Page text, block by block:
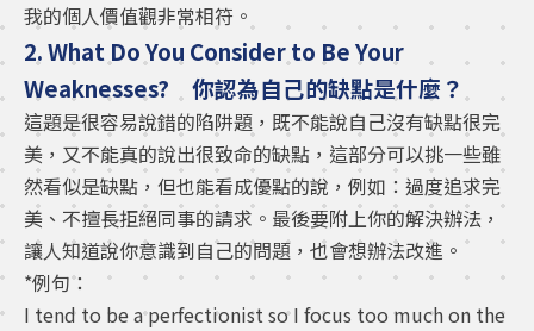
我的個人價值觀非常相符。
2. What Do You Consider to Be Your
Weaknesses? 你認為自己的缺點是什麼？
這題是很容易說錯的陷阱題，既不能說自己沒有缺點很完
美，又不能真的說出很致命的缺點，這部分可以挑一些雖
然看似是缺點，但也能看成優點的說，例如：過度追求完
美、不擅長拒絕同事的請求。最後要附上你的解決辦法，
讓人知道說你意識到自己的問題，也會想辦法改進。
*例句：
I tend to be a perfectionist so I focus too much on the